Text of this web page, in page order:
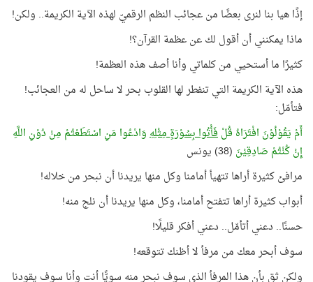
إذًا هيا بنا لنرى بعضًا من عجائب النظم الرقميّ لهذه الآية الكريمة.. ولكن!
ماذا يمكنني أن أقول لك عن عظمة القرآن؟!
كثيرًا ما أستحيي من كلماتي وأنا أصف هذه العظمة!
هذه الآية الكريمة التي تنفطر لها القلوب بحر لا ساحل له من العجائب!
فتأمّل:
أَمْ يَقُوْلُوْنَ افْتَرَاهُ قُلْفَأْتُوا بِسُوْرَةٍ مِثْلِهِوَادْعُوا مَنِ اسْتَطَعْتُمْ مِنْ دُوْنِ اللَّهِ
إِنْ كُنْتُمْ صَادِقِيْنَ (38) يونس
مرافئ كثيرة أراها تتهيأ أمامنا وكل منها يريدنا أن نبحر من خلاله!
أبواب كثيرة أراها تتفتح أمامنا، وكل منها يريدنا أن نلج منه!
حسنًا.. دعني أتأمّل.. دعني أفكر قليلًا!
سوف أبحر معك من مرفأ لا أظنك تتوقعه!
ولكن ثق بأن هذا المرفأ الذي سوف نبحر منه سويًّا أنت وأنا سوف يقودنا